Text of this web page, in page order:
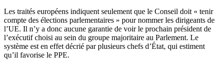
Les traités européens indiquent seulement que le Conseil doit « tenir
compte des élections parlementaires » pour nommer les dirigeants de
l’UE. Il n’y a donc aucune garantie de voir le prochain président de
l’exécutif choisi au sein du groupe majoritaire au Parlement. Le
système est en effet décrié par plusieurs chefs d’État, qui estiment
qu’il favorise le PPE.